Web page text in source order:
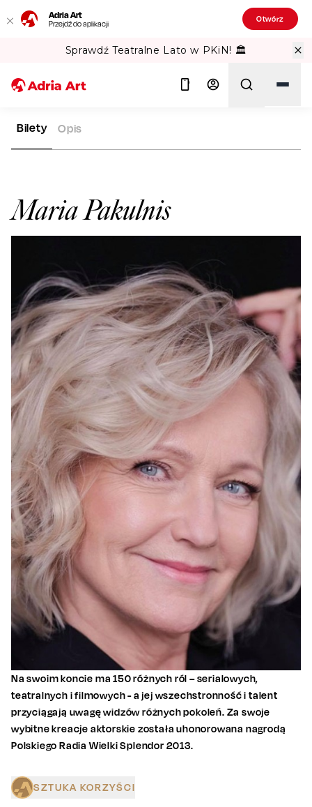
Adria Art
Przejdź do aplikacji Otwórz
Sprawdź Teatralne Lato w PKiN! 🏛️
ADRIA ART
Maria Pakulnis
Bilety Opis
Na swoim koncie ma 150 różnych ról – serialowych,
teatralnych i filmowych - a jej wszechstronność i talent
przyciągają uwagę widzów różnych pokoleń. Za swoje
wybitne kreacje aktorskie została uhonorowana nagrodą
Polskiego Radia Wielki Splendor 2013.
SZTUKA KORZYŚCI